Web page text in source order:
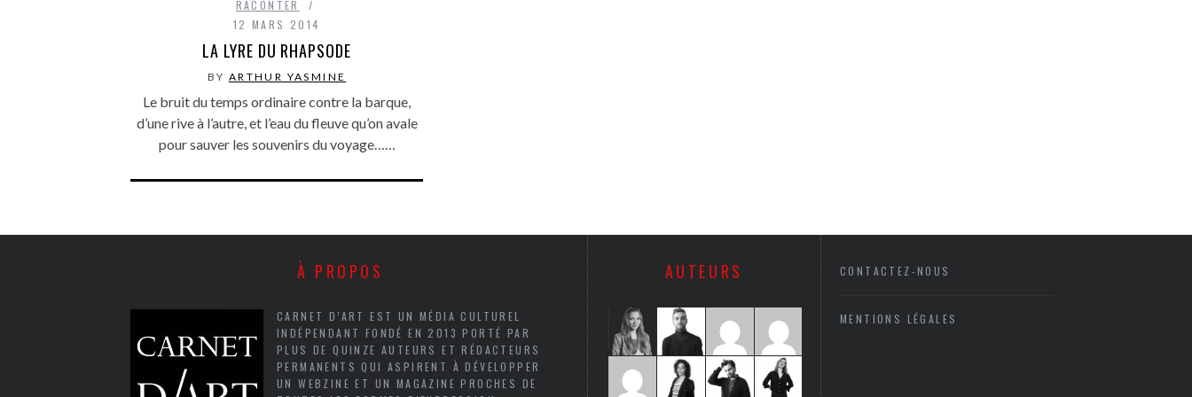
RACONTER
12 MARS 2014
LA LYRE DU RHAPSODE
BY ARTHUR YASMINE
Le bruit du temps ordinaire contre la barque,
d’une rive à l’autre, et l’eau du fleuve qu’on avale
pour sauver les souvenirs du voyage……
À PROPOS
CARNET D’ART EST UN MÉDIA CULTUREL
INDÉPENDANT FONDÉ EN 2013 PORTÉ PAR
PLUS DE QUINZE AUTEURS ET RÉDACTEURS
PERMANENTS QUI ASPIRENT À DÉVELOPPER
UN WEBZINE ET UN MAGAZINE PROCHES DE
AUTEURS CONTACTEZ-NOUS
MENTIONS LÉGALES